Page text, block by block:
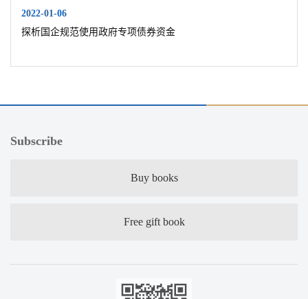
2022-01-06
探析国企规范使用政府专项债券资金
Subscribe
Buy books
Free gift book